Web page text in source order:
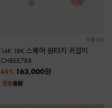
구매 183
14K 18K 스퀘어 원터치 귀걸이
CHBEE788
45% 163,000원